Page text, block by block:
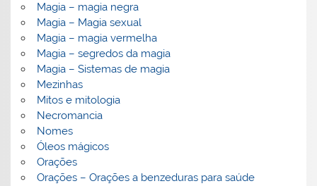
Magia – magia negra
Magia – Magia sexual
Magia – magia vermelha
Magia – segredos da magia
Magia – Sistemas de magia
Mezinhas
Mitos e mitologia
Necromancia
Nomes
Óleos mágicos
Orações
Orações – Orações a benzeduras para saúde